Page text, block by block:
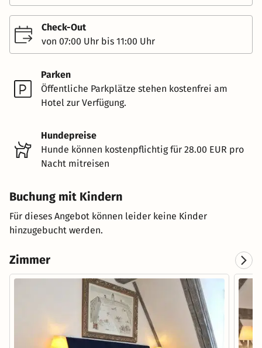
Check-Out
von 07:00 Uhr bis 11:00 Uhr
Parken
Öffentliche Parkplätze stehen kostenfrei am
Hotel zur Verfügung.
Hundepreise
Hunde können kostenpflichtig für 28.00 EUR pro
Nacht mitreisen
Buchung mit Kindern
Für dieses Angebot können leider keine Kinder
hinzugebucht werden.
Zimmer